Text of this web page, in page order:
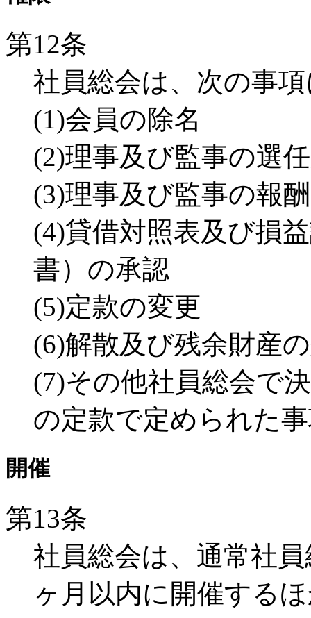
第12条
社員総会は、次の事
(1)会員の除名
(2)理事及び監事の選
(3)理事及び監事の報
(4)貸借対照表及び損
書）の承認
(5)定款の変更
(6)解散及び残余財産
(7)その他社員総会で
の定款で定められた
開催
第13条
社員総会は、通常社
ヶ月以内に開催する